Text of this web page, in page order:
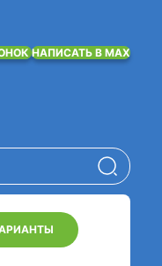
НАПИСАТЬ В MAX